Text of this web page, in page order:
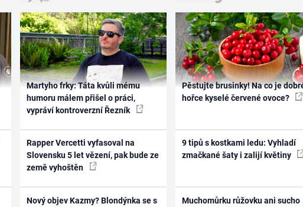
Martyho frky: Táta kvůli mému
humoru málem přišel o práci,
vypráví kontroverzní Řezník
Rapper Vercetti vyfasoval na
Slovensku 5 let vězení, pak bude ze
země vyhoštěn
Nový objev Kazmy? Blondýnka se s
Pěstujte brusinky! Na co je
hořce kyselé červené ovoce?
9 tipů s kostkami ledu: Vyhladí
zmačkané šaty i zalijí květiny
Muchomůrku růžovku ani sucho